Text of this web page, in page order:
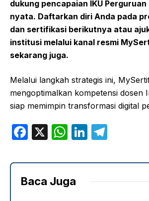
dukung pencapaian IKU
nyata. Daftarkan diri Anda pada
dan sertifikasi berikutnya atau
institusi melalui kanal resmi
sekarang juga.
Melalui langkah strategis ini,
mengoptimalkan kompetensi dosen
siap memimpin transformasi digital
F
c
e
X
W
at
s
Li
k e
Baca Juga